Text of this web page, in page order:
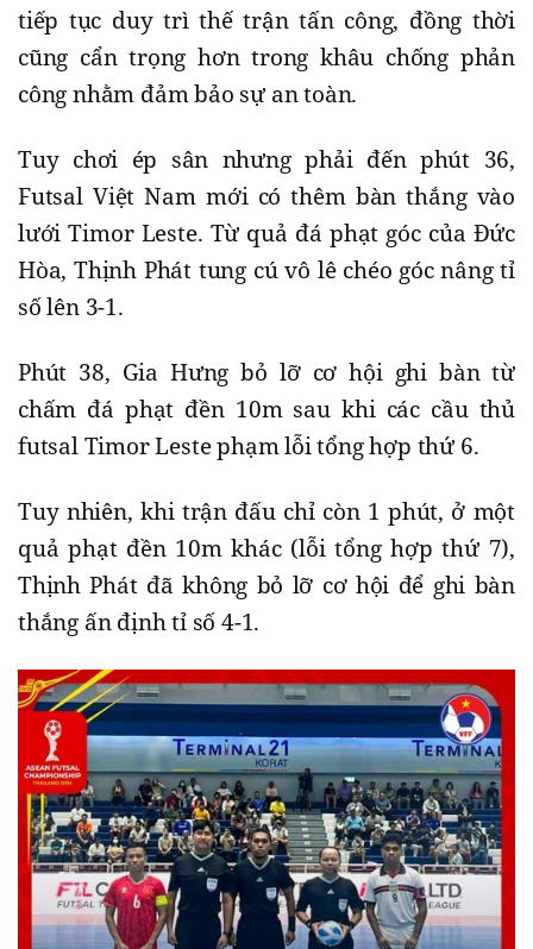
tiếp tục duy trì thế trận tấn công, đồng thời
cũng cẩn trọng hơn trong khâu chống phản
công nhằm đảm bảo sự an toàn.
Tuy chơi ép sân nhưng phải đến phút 36,
Futsal Việt Nam mới có thêm bàn thắng vào
lưới Timor Leste. Từ quả đá phạt góc của Đức
Hòa, Thịnh Phát tung cú vô lê chéo góc nâng tỉ
số lên 3-1.
Phút 38, Gia Hưng bỏ lỡ cơ hội ghi bàn từ
chấm đá phạt đền 10m sau khi các cầu thủ
futsal Timor Leste phạm lỗi tổng hợp thứ 6.
Tuy nhiên, khi trận đấu chỉ còn 1 phút, ở một
quả phạt đền 10m khác (lỗi tổng hợp thứ 7),
Thịnh Phát đã không bỏ lỡ cơ hội để ghi bàn
thắng ấn định tỉ số 4-1.